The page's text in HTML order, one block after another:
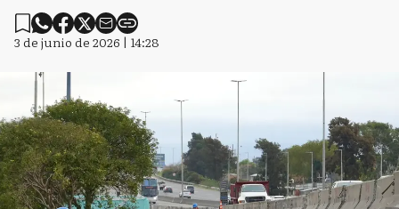
3 de junio de 2026 | 14:28